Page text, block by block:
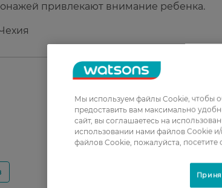
привлекают внимание ребенка.
Мы используем файлы Cookie, чтобы
предоставить вам максимально
сайт, вы соглашаетесь на
использовании нами файлов Cookie
файлов Cookie, пожалуйста, посетите